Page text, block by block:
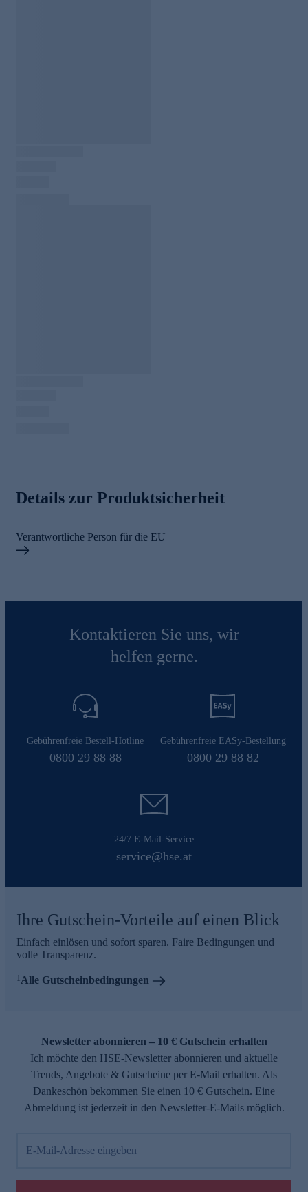
Details zur Produktsicherheit
Verantwortliche Person für die EU
Kontaktieren Sie uns, wir
helfen gerne.
Gebührenfreie Bestell-Hotline
0800 29 88 88
Gebührenfreie EASy-Bestellung
0800 29 88 82
24/7 E-Mail-Service
service@hse.at
Ihre Gutschein-Vorteile auf einen Blick
Einfach einlösen und sofort sparen. Faire Bedingungen und
volle Transparenz.
1 Alle Gutscheinbedingungen
Newsletter abonnieren – 10 € Gutschein erhalten
Ich möchte den HSE-Newsletter abonnieren und aktuelle
Trends, Angebote & Gutscheine per E-Mail erhalten. Als
Dankeschön bekommen Sie einen 10 € Gutschein. Eine
Abmeldung ist jederzeit in den Newsletter-E-Mails möglich.
E-Mail-Adresse eingeben